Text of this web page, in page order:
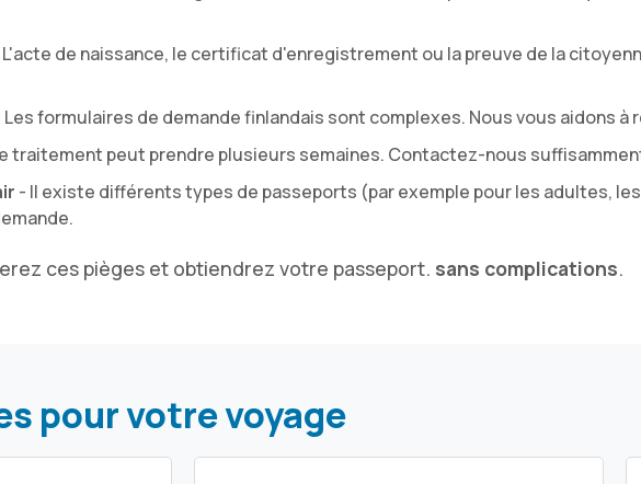
de naissance, le certificat d'enregistrement ou la preuve de la
Les formulaires de demande finlandais sont complexes. Nous vous aidons
traitement peut prendre plusieurs semaines. Contactez-nous
- Il existe différents types de passeports (par exemple pour les adultes,
ces pièges et obtiendrez votre passeport. sans complications.
pour votre voyage